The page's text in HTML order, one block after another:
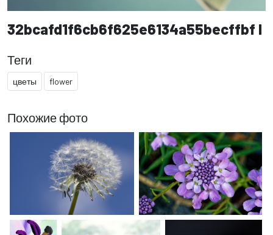
32bcafd1f6cb6f625e6134a55becffbf l
Теги
цветы flower
Похожие фото